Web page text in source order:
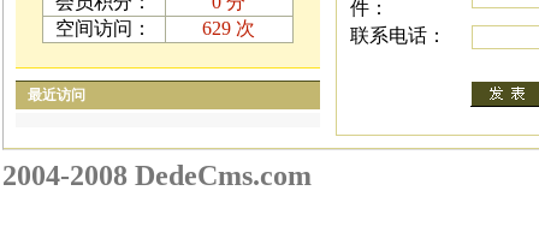
件：
联系电话：
空间访问：
629 次
最近访问
2004-2008 DedeCms.com